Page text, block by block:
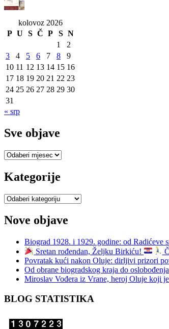
kolovoz 2026
P U S Č P S N
1
2
3
4 5 6 7 8
9
10 11 12 13 14 15 16
17 18 19 20 21 22 23
24 25 26 27 28 29 30
31
« srp
Sve objave
Sve
Kategorije
Kategorije
Nove objave
Biograd 1928. i 1929. godine: od Radićeve
Sretan rođendan, Željku Birkiću!
Povratak kući nakon Oluje: dirljivi prizori
Od obrane biogradskog kraja do
Miroslav Vođera iz Vrane, heroj Oluje koji
BLOG STATISTIKA